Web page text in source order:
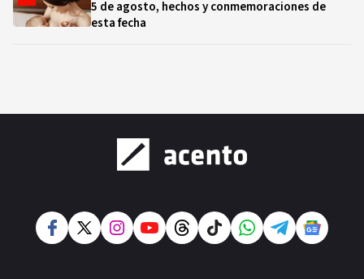
5 de agosto, hechos y conmemoraciones de
esta fecha